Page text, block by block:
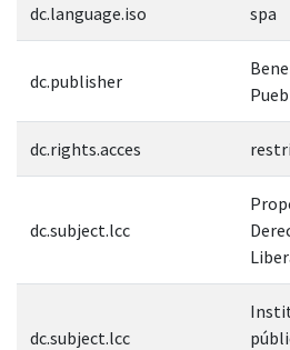
dc.language.iso spa
dc.publisher
dc.rights.acces
dc.subject.lcc
dc.subject.lcc